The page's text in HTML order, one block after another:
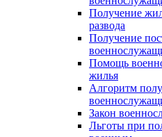
Получение
развода
Получение
Помощь
жилья
Алгоритм
Закон
Льготы при